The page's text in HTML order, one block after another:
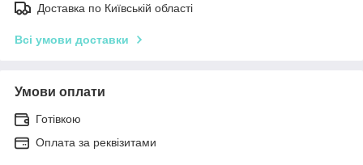
Доставка по Київській області
Всі умови доставки
Умови оплати
Готівкою
Оплата за реквізитами